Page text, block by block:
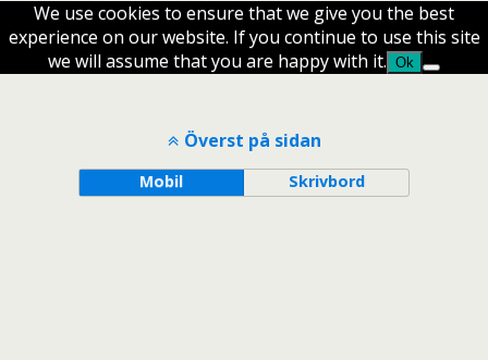
We use cookies to ensure that we give you the best
experience on our website. If you continue to use this site
we will assume that you are happy with it. Ok
Överst på sidan
Mobil Skrivbord